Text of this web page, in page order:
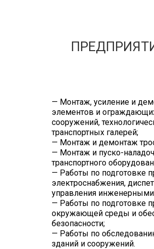
— Монтаж, усиление и
элементов и
сооружений,
транспортных галерей;
— Монтаж и демонтаж
— Монтаж и пуско-
транспортного
— Работы по подготовке
электроснабжения,
управления
— Работы по подготовке
окружающей среды и
безопасности;
— Работы по
зданий и сооружений.